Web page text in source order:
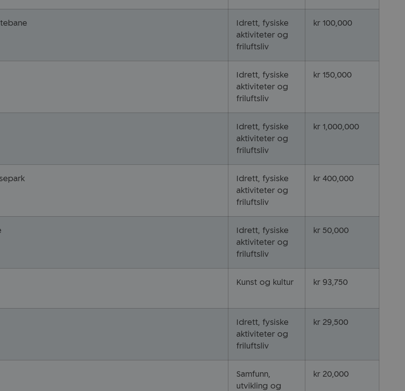
Idrett, fysiske
aktiviteter og
friluftsliv
kr 100,000
Idrett, fysiske
aktiviteter og
friluftsliv
kr 150,000
Idrett, fysiske
aktiviteter og
friluftsliv
kr 1,000,000
Idrett, fysiske
aktiviteter og
friluftsliv
kr 400,000
Idrett, fysiske
aktiviteter og
friluftsliv
kr 50,000
Kunst og kultur kr 93,750
Idrett, fysiske
aktiviteter og
friluftsliv
kr 29,500
Samfunn,
utvikling og
kr 20,000